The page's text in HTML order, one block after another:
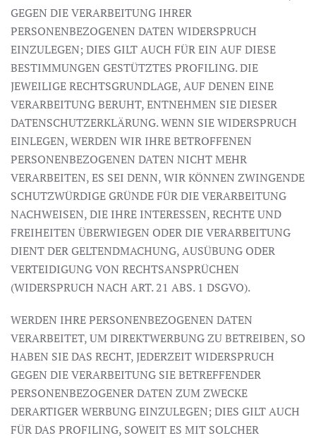
GEGEN DIE VERARBEITUNG IHRER
PERSONENBEZOGENEN DATEN WIDERSPRUCH
EINZULEGEN; DIES GILT AUCH FÜR EIN AUF DIESE
BESTIMMUNGEN GESTÜTZTES PROFILING. DIE
JEWEILIGE RECHTSGRUNDLAGE, AUF DENEN EINE
VERARBEITUNG BERUHT, ENTNEHMEN SIE DIESER
DATENSCHUTZERKLÄRUNG. WENN SIE WIDERSPRUCH
EINLEGEN, WERDEN WIR IHRE BETROFFENEN
PERSONENBEZOGENEN DATEN NICHT MEHR
VERARBEITEN, ES SEI DENN, WIR KÖNNEN ZWINGENDE
SCHUTZWÜRDIGE GRÜNDE FÜR DIE VERARBEITUNG
NACHWEISEN, DIE IHRE INTERESSEN, RECHTE UND
FREIHEITEN ÜBERWIEGEN ODER DIE VERARBEITUNG
DIENT DER GELTENDMACHUNG, AUSÜBUNG ODER
VERTEIDIGUNG VON RECHTSANSPRÜCHEN
(WIDERSPRUCH NACH ART. 21 ABS. 1 DSGVO).
WERDEN IHRE PERSONENBEZOGENEN DATEN
VERARBEITET, UM DIREKTWERBUNG ZU BETREIBEN, SO
HABEN SIE DAS RECHT, JEDERZEIT WIDERSPRUCH
GEGEN DIE VERARBEITUNG SIE BETREFFENDER
PERSONENBEZOGENER DATEN ZUM ZWECKE
DERARTIGER WERBUNG EINZULEGEN; DIES GILT AUCH
FÜR DAS PROFILING, SOWEIT ES MIT SOLCHER